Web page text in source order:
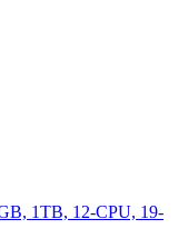
1TB, 12-CPU, 19-